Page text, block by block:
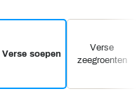
Verse soepen
Verse
zeegroenten